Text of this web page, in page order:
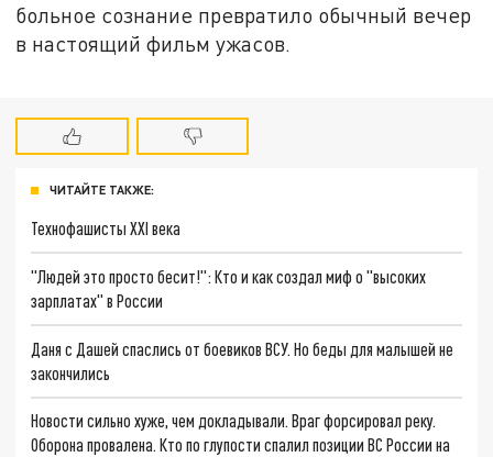
больное сознание превратило обычный вечер
в настоящий фильм ужасов.
ЧИТАЙТЕ ТАКЖЕ:
Технофашисты XXI века
"Людей это просто бесит!": Кто и как создал миф о "высоких
зарплатах" в России
Даня с Дашей спаслись от боевиков ВСУ. Но беды для малышей не
закончились
Новости сильно хуже, чем докладывали. Враг форсировал реку.
Оборона провалена. Кто по глупости спалил позиции ВС России на